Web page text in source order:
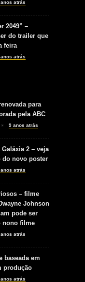
atrás
2049” –
do trailer que
feira
atrás
para
pela ABC
9 anos atrás
2 – veja
do novo poster
atrás
– filme
Johnson
pode ser
nono filme
atrás
baseada em
produção
atrás